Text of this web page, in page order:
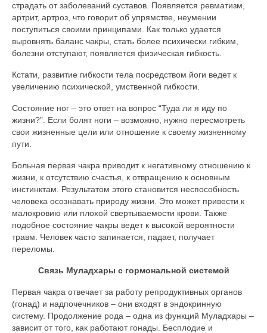
страдать от заболеваний суставов. Появляется ревматизм,
артрит, артроз, что говорит об упрямстве, неумении
поступиться своими принципами. Как только удается
выровнять баланс чакры, стать более психически гибким,
болезни отступают, появляется физическая гибкость.
Кстати, развитие гибкости тела посредством йоги ведет к
увеличению психической, умственной гибкости.
Состояние ног – это ответ на вопрос “Туда ли я иду по
жизни?”. Если болят ноги – возможно, нужно пересмотреть
свои жизненные цели или отношение к своему жизненному
пути.
Больная первая чакра приводит к негативному отношению к
жизни, к отсутствию счастья, к отвращению к основным
инстинктам. Результатом этого становится неспособность
человека осознавать природу жизни. Это может привести к
малокровию или плохой свертываемости крови. Также
подобное состояние чакры ведет к высокой вероятности
травм. Человек часто запинается, падает, получает
переломы.
Связь Муладхары с гормональной системой
Первая чакра отвечает за работу репродуктивных органов
(гонад) и надпочечников – они входят в эндокринную
систему. Продолжение рода – одна из функций Муладхары –
зависит от того, как работают гонады. Бесплодие и